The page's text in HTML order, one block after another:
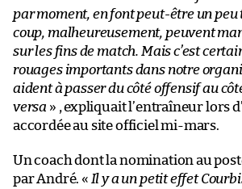
par moment, en font peut-être un peu
coup, malheureusement, peuvent
sur les fins de match. Mais c’est
rouages importants dans notre
aident à passer du côté offensif au
versa » , expliquait l’entraîneur lors
accordée au site officiel mi-mars.
Un coach dont la nomination au
par André. « Il y a un petit effet